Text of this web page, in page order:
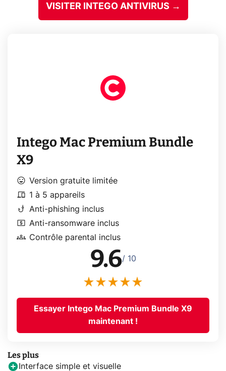
VISITER INTEGO ANTIVIRUS →
Intego Mac Premium Bundle
X9
mood Version gratuite limitée
devices 1 à 5 appareils
phishing Anti-phishing inclus
local_atm Anti-ransomware inclus
groups Contrôle parental inclus
9.6/ 10
Essayer Intego Mac Premium Bundle X9
maintenant !
Les plus
Interface simple et visuelle